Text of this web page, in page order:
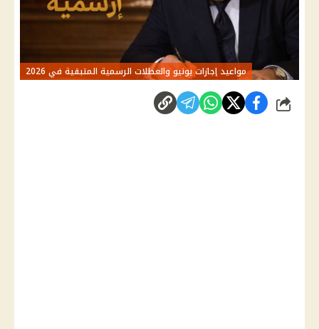
مواعيد إجازات يونيو والعطلات الرسمية المتبقية في 2026
شارك